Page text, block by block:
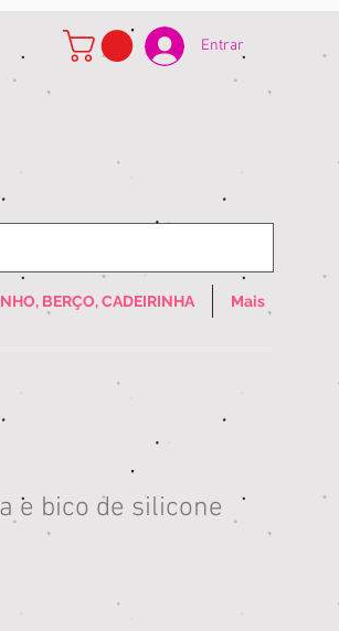
Entrar
BERÇO, CADEIRINHA Mais
e bico de silicone